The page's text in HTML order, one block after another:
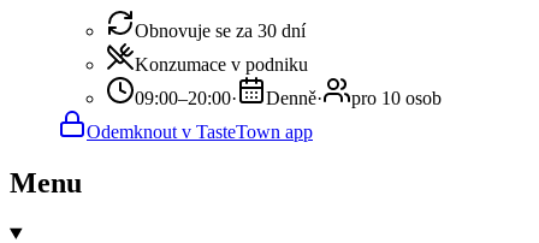
Obnovuje se za 30 dní
Konzumace v podniku
09:00–20:00· Denně·
pro 10 osob
Odemknout v TasteTown app
Menu